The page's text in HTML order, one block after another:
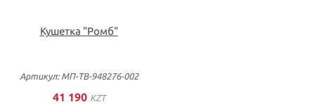
Кушетка "Ромб"
Артикул: МП-ТВ-948276-002
41 190 KZT